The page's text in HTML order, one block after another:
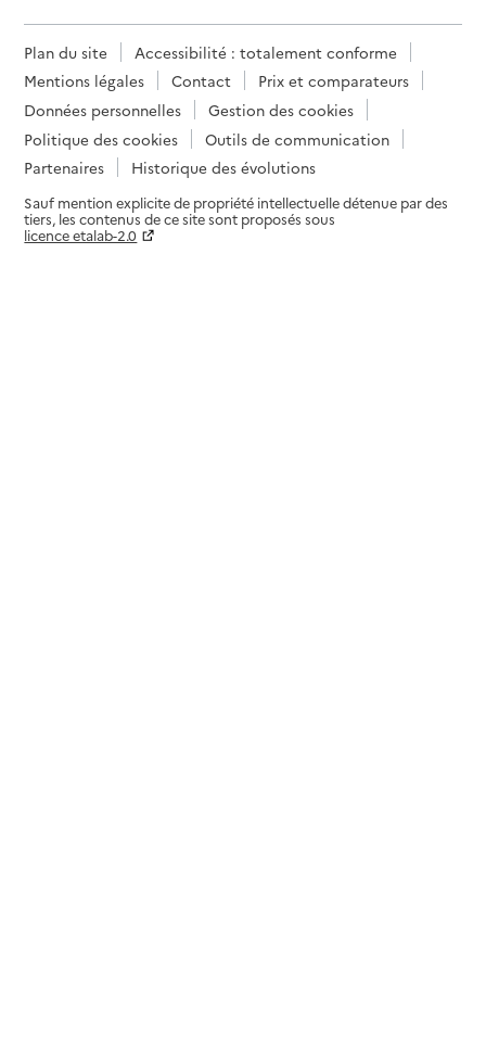
Plan du site
Accessibilité : totalement conforme
Mentions légales
Contact
Prix et comparateurs
Données personnelles
Gestion des cookies
Politique des cookies
Outils de communication
Partenaires
Historique des évolutions
Sauf mention explicite de propriété intellectuelle détenue par des
tiers, les contenus de ce site sont proposés sous
licence etalab-2.0